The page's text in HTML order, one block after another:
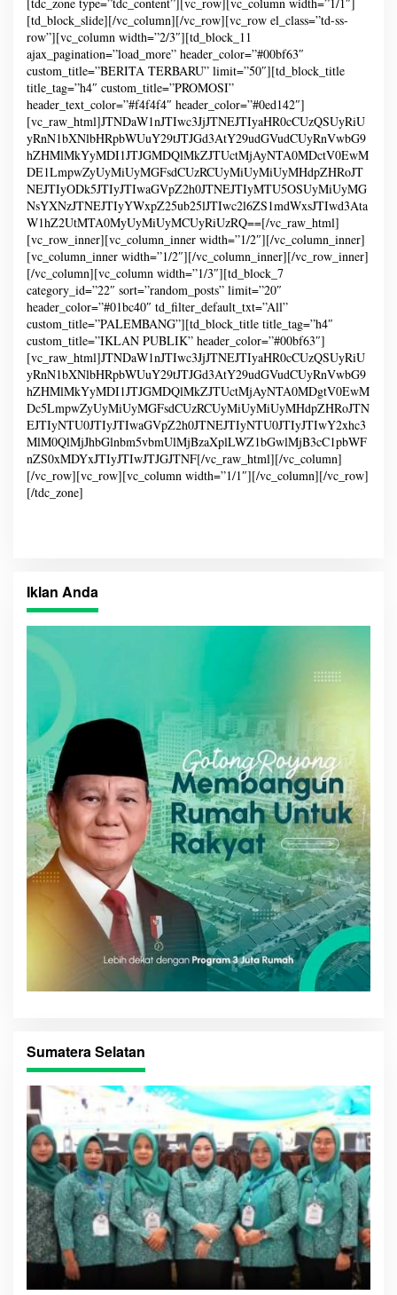
| 08:07-
7 April
2025
O
L
E
H
S
U
M
S
E
L
T
I
M
E
C
O
M
[td_block_slide][/vc_column][/vc_row][vc_row el_class=”td-ss-
row”][vc_column width=”2/3″][td_block_11
ajax_pagination=”load_more” header_color=”#00bf63″
custom_title=”BERITA TERBARU” limit=”50″][td_block_title
title_tag=”h4″ custom_title=”PROMOSI”
header_text_color=”#f4f4f4″ header_color=”#0ed142″]
[vc_raw_html]JTNDaW1nJTIwc3JjJTNEJTIyaHR0cCUzQSUyRiU
yRnN1bXNlbHRpbWUuY29tJTJGd3AtY29udGVudCUyRnVwbG9
hZHMlMkYyMDI1JTJGMDQlMkZJTUctMjAyNTA0MDctV0EwM
DE1LmpwZyUyMiUyMGFsdCUzRCUyMiUyMiUyMHdpZHRoJT
NEJTIyODk5JTIyJTIwaGVpZ2h0JTNEJTIyMTU5OSUyMiUyMG
NsYXNzJTNEJTIyYWxpZ25ub25lJTIwc2l6ZS1mdWxsJTIwd3Ata
W1hZ2UtMTA0MyUyMiUyMCUyRiUzRQ==[/vc_raw_html]
[vc_row_inner][vc_column_inner width=”1/2″][/vc_column_inner]
[vc_column_inner width=”1/2″][/vc_column_inner][/vc_row_inner]
[/vc_column][vc_column width=”1/3″][td_block_7
category_id=”22″ sort=”random_posts” limit=”20″
header_color=”#01bc40″ td_filter_default_txt=”All”
custom_title=”PALEMBANG”][td_block_title title_tag=”h4″
custom_title=”IKLAN PUBLIK” header_color=”#00bf63″]
[vc_raw_html]JTNDaW1nJTIwc3JjJTNEJTIyaHR0cCUzQSUyRiU
yRnN1bXNlbHRpbWUuY29tJTJGd3AtY29udGVudCUyRnVwbG9
hZHMlMkYyMDI1JTJGMDQlMkZJTUctMjAyNTA0MDgtV0EwM
Dc5LmpwZyUyMiUyMGFsdCUzRCUyMiUyMiUyMHdpZHRoJTN
EJTIyNTU0JTIyJTIwaGVpZ2h0JTNEJTIyNTU0JTIyJTIwY2xhc3
MlM0QlMjJhbGlnbm5vbmUlMjBzaXplLWZ1bGwlMjB3cC1pbWF
nZS0xMDYxJTIyJTIwJTJGJTNF[/vc_raw_html][/vc_column]
[/vc_row][vc_row][vc_column width=”1/1″][/vc_column][/vc_row]
[/tdc_zone]
Iklan Anda
Sumatera Selatan